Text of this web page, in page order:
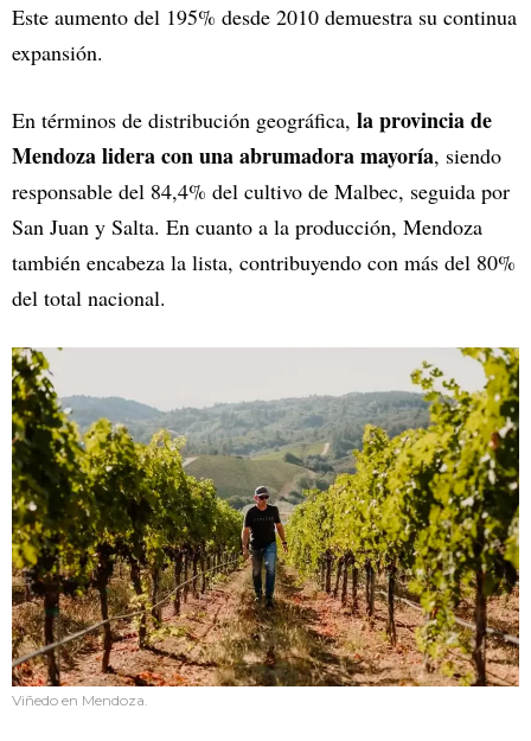
Este aumento del 195% desde 2010 demuestra su continua
expansión.
En términos de distribución geográfica, la provincia de
Mendoza lidera con una abrumadora mayoría, siendo
responsable del 84,4% del cultivo de Malbec, seguida por
San Juan y Salta. En cuanto a la producción, Mendoza
también encabeza la lista, contribuyendo con más del 80%
del total nacional.
Viñedo en Mendoza.